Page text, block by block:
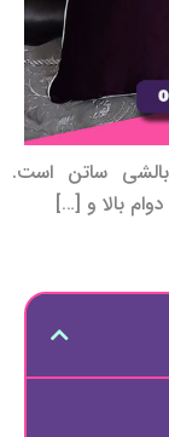
ساتن است.
بالا و […]